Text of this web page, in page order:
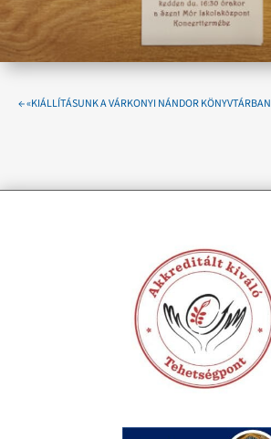
←«KIÁLLÍTÁSUNK A VÁRKONYI NÁNDOR KÖNYVTÁRBAN